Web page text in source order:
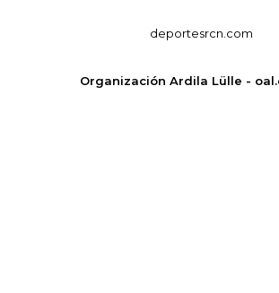
deportesrcn.com
Organización Ardila Lülle -